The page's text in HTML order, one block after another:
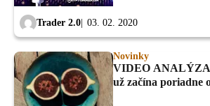
Trader 2.0 03. 02. 2020
Novinky
VIDEO ANALÝZA
už začína poriadne